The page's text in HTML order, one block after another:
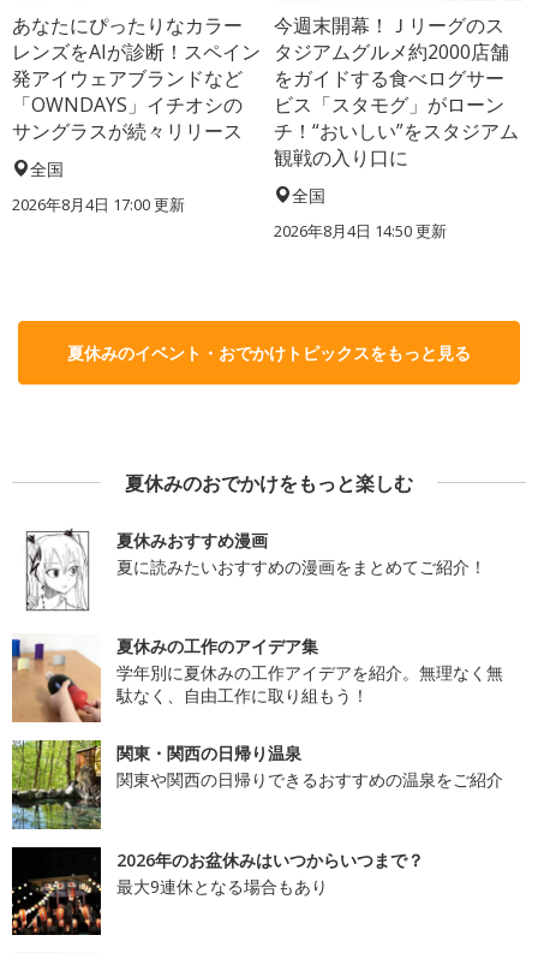
あなたにぴったりなカラー
レンズをAIが診断！スペイン
発アイウェアブランドなど
「OWNDAYS」イチオシの
サングラスが続々リリース
全国
2026年8月4日 17:00更新
今週末開幕！Ｊリーグのス
タジアムグルメ約2000店舗
をガイドする食べログサー
ビス「スタモグ」がローン
チ！“おいしい”をスタジアム
観戦の入り口に
全国
2026年8月4日 14:50更新
夏休みのイベント・おでかけトピックスをもっと見る
夏休みのおでかけをもっと楽しむ
夏休みおすすめ漫画
夏に読みたいおすすめの漫画をまとめてご紹介！
夏休みの工作のアイデア集
学年別に夏休みの工作アイデアを紹介。無理なく無
駄なく、自由工作に取り組もう！
関東・関西の日帰り温泉
関東や関西の日帰りできるおすすめの温泉をご紹介
2026年のお盆休みはいつからいつまで？
最大9連休となる場合もあり